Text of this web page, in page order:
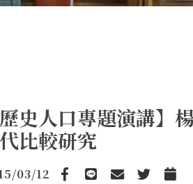
歷史人口專題演講】
比較研究
03/12